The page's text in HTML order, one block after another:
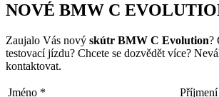
NOVÉ BMW C
Zaujalo Vás nový skútr BMW C Evolution?
testovací jízdu? Chcete se dozvědět více?
kontaktovat.
Jméno * Příjmení